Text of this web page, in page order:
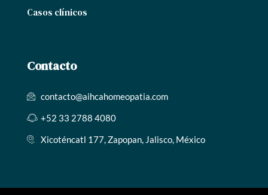
Casos clínicos
Contacto
contacto@aihcahomeopatia.com
+52 33 2788 4080
Xicoténcatl 177, Zapopan, Jalisco, México